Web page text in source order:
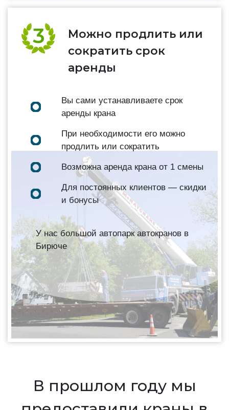
Можно продлить или
сократить срок
аренды
Вы сами устанавливаете срок
аренды крана
При необходимости его можно
продлить или сократить
Возможна аренда крана от 1 смены
Для постоянных клиентов — скидки
и бонусы
У нас большой автопарк автокранов в
Бирюче
В прошлом году мы